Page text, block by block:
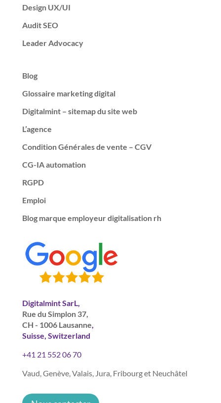
Design UX/UI
Audit SEO
Leader Advocacy
Blog
Glossaire marketing digital
Digitalmint – sitemap du site web
L’agence
Condition Générales de vente – CGV
CG-IA automation
RGPD
Emploi
Blog marque employeur digitalisation rh
Digitalmint SarL,
Rue du Simplon 37,
CH - 1006 Lausanne
Suisse, Switzerland
+41 21 552 06 70
Vaud, Genève, Valais, Jura, Fribourg et Neuchâtel